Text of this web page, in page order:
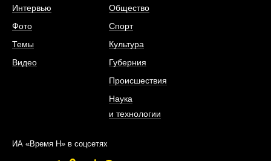
Интервью
Фото
Темы
Видео
Общество
Спорт
Культура
Губерния
Происшествия
Наука
и технологии
ИА «Время Н» в соцсетях